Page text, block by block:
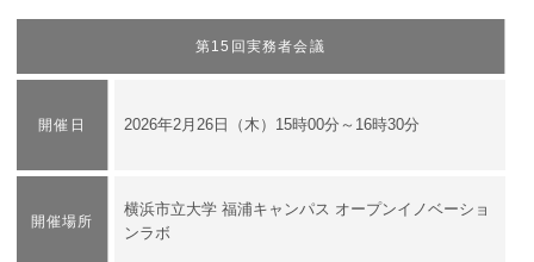
第15回実務者会議
開催日 ​2026年2月26日（木）15時00分～16時30分
開催場所
横浜市立大学 福浦キャンパス オープンイノベーショ
ンラボ